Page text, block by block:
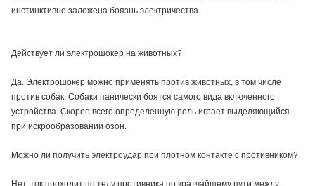
инстинктивно заложена боязнь электричества.
Действует ли электрошокер на животных?
Да. Электрошокер можно применять против животных, в том числе
против собак. Собаки панически боятся самого вида включенного
устройства. Скорее всего определенную роль играет выделяющийся
при искрообразовании озон.
Можно ли получить электроудар при плотном контакте с противником?
Нет. ток проходит по телу противника по кратчайшему пути между